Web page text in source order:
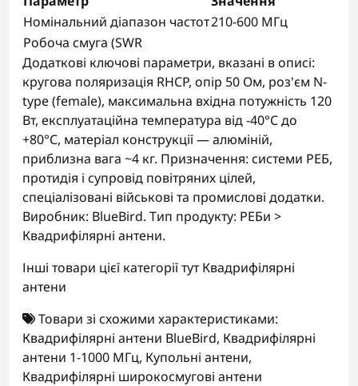
Номінальний діапазон частот210-600 МГц
Робоча смуга (SWR
Додаткові ключові параметри, вказані в описі:
кругова поляризація RHCP, опір 50 Ом, роз'єм N-
type (female), максимальна вхідна потужність 120
Вт, експлуатаційна температура від -40°С до
+80°С, матеріал конструкції — алюміній,
приблизна вага ~4 кг. Призначення: системи РЕБ,
протидія і супровід повітряних цілей,
спеціалізовані військові та промислові додатки.
Виробник: BlueBird. Тип продукту: РЕБи >
Квадрифілярні антени.
Інші товари цієї категорії тутКвадрифілярні
антени
Товари зі схожими характеристиками:
Квадрифілярні антени BlueBird, Квадрифілярні
антени 1-1000 МГц, Купольні антени,
Квадрифілярні широкосмугові антени